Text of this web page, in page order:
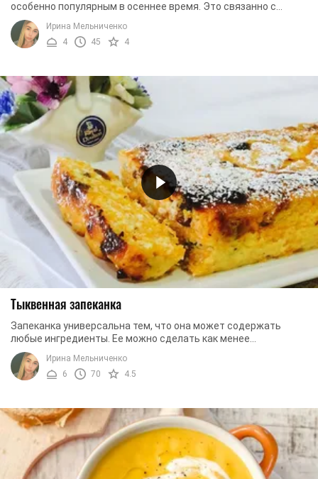
особенно популярным в осеннее время. Это связанно с
созреванием плодов. Но не стоит печалиться, ...
Ирина Мельниченко
4
45 4
Тыквенная запеканка
Запеканка универсальна тем, что она может содержать
любые ингредиенты. Ее можно сделать как менее
калорийной, так и более сытной. Кроме того, ...
Ирина Мельниченко
6
70 4.5